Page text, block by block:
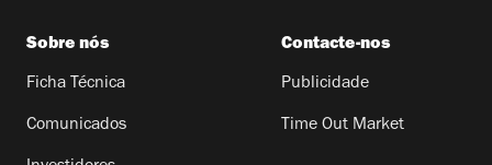
Sobre nós
Ficha Técnica
Comunicados
Contacte-nos
Publicidade
Time Out Market